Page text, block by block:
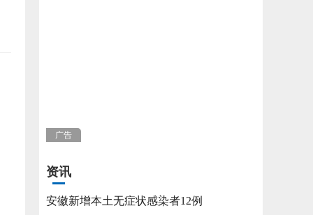
广告
资讯
安徽新增本土无症状感染者12例